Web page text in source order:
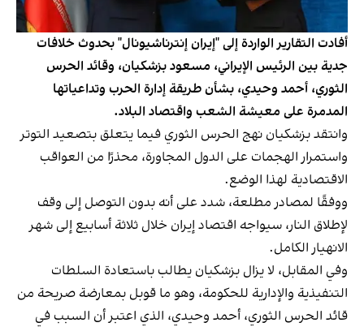
أفادت التقارير الواردة إلى "إيران إنترناشيونال" بحدوث خلافات
جدية بين الرئيس الإيراني، مسعود بزشکیان، وقائد الحرس
الثوري، أحمد وحيدي، بشأن طريقة إدارة الحرب وتداعياتها
المدمرة على معيشة الشعب واقتصاد البلاد.
وانتقد بزشکیان نهج الحرس الثوري فيما يتعلق بتصعيد التوتر
واستمرار الهجمات على الدول المجاورة، محذرًا من العواقب
الاقتصادية لهذا الوضع.
ووفقًا لمصادر مطلعة، شدد على أنه بدون التوصل إلى وقف
لإطلاق النار، سيواجه اقتصاد إيران خلال ثلاثة أسابيع إلى شهر
الانهيار الكامل.
وفي المقابل، لا يزال بزشکیان يطالب باستعادة السلطات
التنفيذية والإدارية للحكومة، وهو ما قوبل بمعارضة صريحة من
قائد الحرس الثوري، أحمد وحيدي، الذي اعتبر أن السبب في